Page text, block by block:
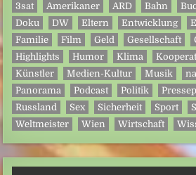
3sat Amerikaner ARD Bahn
Doku
DW Eltern Entwicklung
Familie
Film Geld Gesellschaft
Highlights
Humor Klima
Künstler
Medien-Kultur Musik
Panorama
Podcast Politik
Russland
Sex Sicherheit Sport
Weltmeister
Wien Wirtschaft